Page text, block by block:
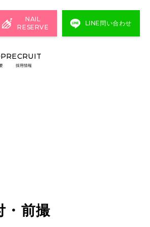
NAIL
RESERVE
LINE問い合わせ
RECRUIT
採用情報
・前撮